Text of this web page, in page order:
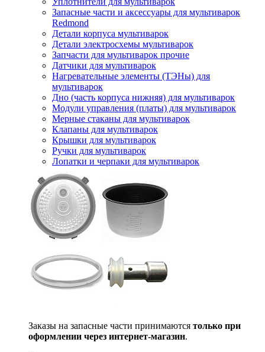
Запасные части и аксессуары для мультиварок
Redmond
Детали корпуса мультиварок
Детали электросхемы мультиварок
Запчасти для мультиварок прочие
Датчики для мультиварок
Нагревательные элементы (ТЭНы) для
мультиварок
Дно (часть корпуса нижняя) для мультиварок
Модули управления (платы) для мультиварок
Мерные стаканы для мультиварок
Клапаны для мультиварок
Крышки для мультиварок
Ручки для мультиварок
Лопатки и черпаки для мультиварок
Заказы на запасные части принимаются только при
оформлении через интернет-магазин.